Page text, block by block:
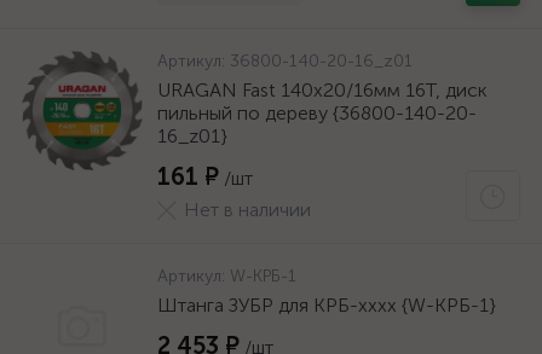
Артикул: 36800-140-20-16_z01
URAGAN Fast 140x20/16мм 16Т, диск
пильный по дереву {36800-140-20-
16_z01}
161 ₽ /шт
Нет в наличии
Артикул: W-КРБ-1
Штанга ЗУБР для КРБ-хххх {W-КРБ-1}
2 453 ₽ /шт